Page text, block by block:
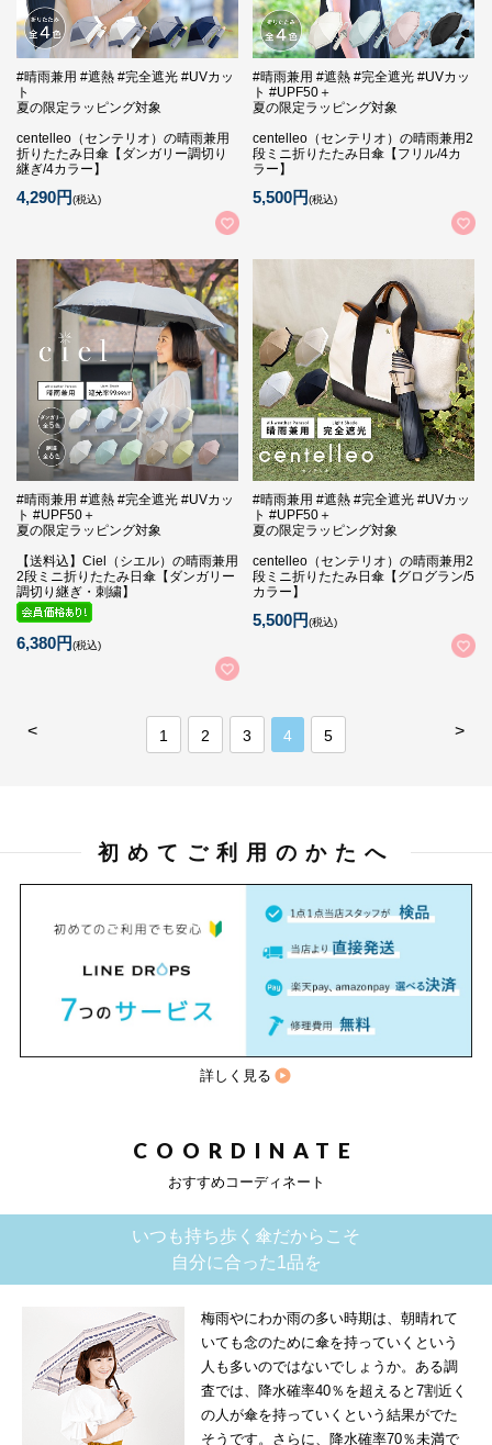
#晴雨兼用 #遮熱 #完全遮光 #UVカッ
ト
夏の限定ラッピング対象
centelleo（センテリオ）の晴雨兼用
折りたたみ日傘【ダンガリー調切り
継ぎ/4カラー】
4,290円(税込)
#晴雨兼用 #遮熱 #完全遮光 #UVカッ
ト #UPF50＋
夏の限定ラッピング対象
centelleo（センテリオ）の晴雨兼用2
段ミニ折りたたみ日傘【フリル/4カ
ラー】
5,500円(税込)
#晴雨兼用 #遮熱 #完全遮光 #UVカッ
ト #UPF50＋
夏の限定ラッピング対象
【送料込】Ciel（シエル）の晴雨兼用
2段ミニ折りたたみ日傘【ダンガリー
調切り継ぎ・刺繍】
6,380円(税込)
#晴雨兼用 #遮熱 #完全遮光 #UVカッ
ト #UPF50＋
夏の限定ラッピング対象
centelleo（センテリオ）の晴雨兼用2
段ミニ折りたたみ日傘【グログラン/5
カラー】
5,500円(税込)
< >
1 2 3 4 5
初めてご利用のかたへ
詳しく見る
COORDINATE
おすすめコーディネート
いつも持ち歩く傘だからこそ
自分に合った1品を
梅雨やにわか雨の多い時期は、朝晴れて
いても念のために傘を持っていくという
人も多いのではないでしょうか。ある調
査では、降水確率40％を超えると7割近く
の人が傘を持っていくという結果がでた
そうです。さらに、降水確率70％未満で